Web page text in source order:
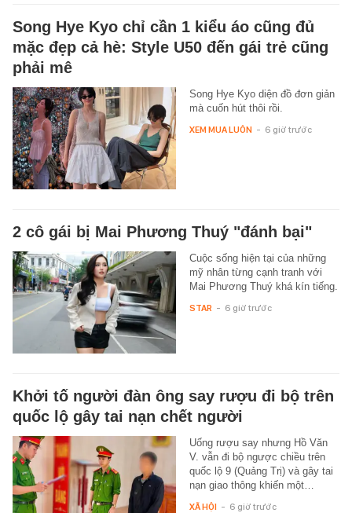
Song Hye Kyo chỉ cần 1 kiểu áo cũng đủ
mặc đẹp cả hè: Style U50 đến gái trẻ cũng
phải mê
Song Hye Kyo diện đồ đơn giản
mà cuốn hút thôi rồi.
XEM MUA LUÔN - 6 giờ trước
2 cô gái bị Mai Phương Thuý "đánh bại"
Cuộc sống hiện tại của những
mỹ nhân từng cạnh tranh với
Mai Phương Thuý khá kín tiếng.
STAR - 6 giờ trước
Khởi tố người đàn ông say rượu đi bộ trên
quốc lộ gây tai nạn chết người
Uống rượu say nhưng Hồ Văn
V. vẫn đi bộ ngược chiều trên
quốc lộ 9 (Quảng Trị) và gây tai
nạn giao thông khiến một…
XÃ HỘI - 6 giờ trước